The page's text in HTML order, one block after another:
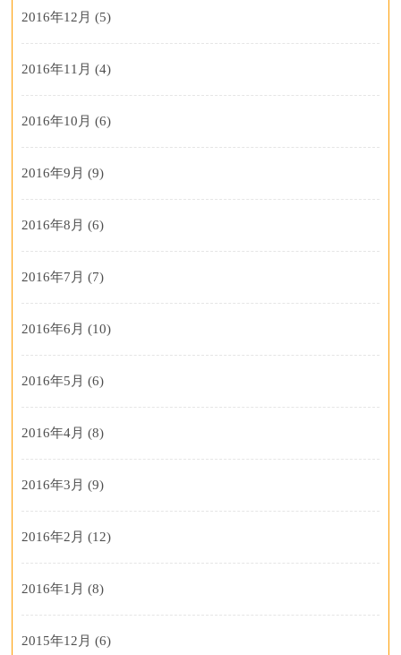
2016年12月 (5)
2016年11月 (4)
2016年10月 (6)
2016年9月 (9)
2016年8月 (6)
2016年7月 (7)
2016年6月 (10)
2016年5月 (6)
2016年4月 (8)
2016年3月 (9)
2016年2月 (12)
2016年1月 (8)
2015年12月 (6)